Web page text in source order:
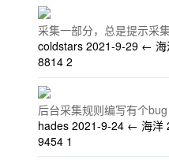
采集一部分，总是提示采
coldstars 2021-9-29 ←
8814 2
后台采集规则编写有个bug
hades 2021-9-24 ← 海洋
9454 1